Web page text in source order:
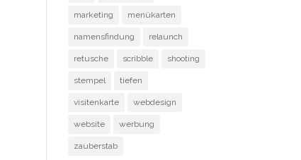
marketing menükarten
namensfindung relaunch
retusche scribble shooting
stempel tiefen
visitenkarte webdesign
website werbung
zauberstab